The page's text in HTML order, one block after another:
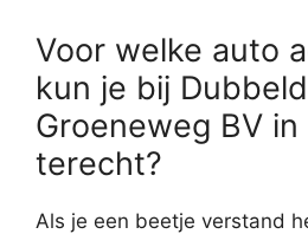
Voor welke auto
kun je bij
Groeneweg BV
terecht?
Als je een beetje verstand